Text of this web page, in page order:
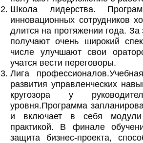
Школа лидерства.
инновационных сотрудников
длится на протяжении года. За
получают очень широкий
числе улучшают свои
учатся вести переговоры.
Лига
развития управленческих
кругозора у
уровня.Программа
и включает в себя модули
практикой. В финале
защита бизнес-проекта,